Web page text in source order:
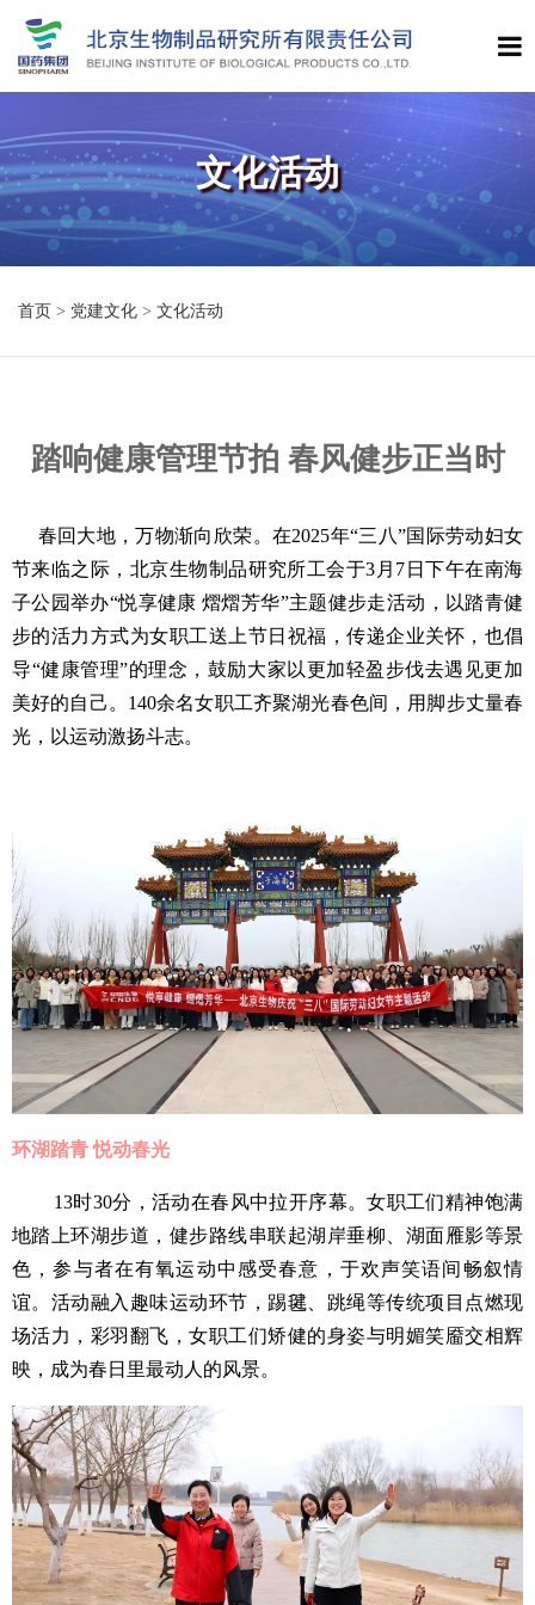
文化活动
首页 > 党建文化 > 文化活动
踏响健康管理节拍 春风健步正当时
春回大地，万物渐向欣荣。在2025年“三八”国际劳动妇女
节来临之际，北京生物制品研究所工会于3月7日下午在南海
子公园举办“悦享健康 熠熠芳华”主题健步走活动，以踏青健
步的活力方式为女职工送上节日祝福，传递企业关怀， 也倡
导“健康管理”的理念，鼓励大家以更加轻盈步伐去遇见更加
美好的自己。140余名女职工齐聚湖光春色间，用脚步丈量春
光，以运动激扬斗志。
环湖踏青 悦动春光
13时30分，活动在春风中拉开序幕。女职工们精神饱满
地踏上环湖步道，健步路线串联起湖岸垂柳、湖面雁影等景
色，参与者在有氧运动中感受春意，于欢声笑语间畅叙情
谊。活动融入趣味运动环节，踢毽、跳绳等传统项目点燃现
场活力，彩羽翻飞，女职工们矫健的身姿与明媚笑靥交相辉
映，成为春日里最动人的风景。